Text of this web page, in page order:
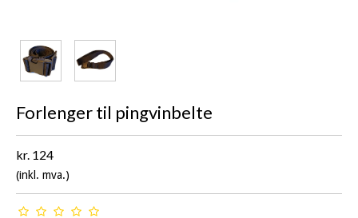
Forlenger til pingvinbelte
kr. 124
(inkl. mva.)